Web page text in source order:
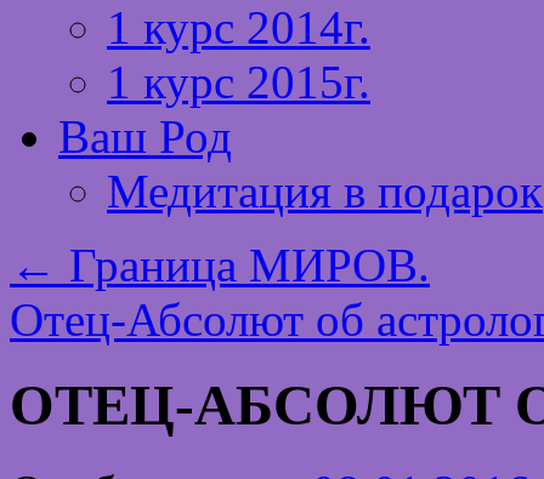
1 курс 2014г.
1 курс 2015г.
Ваш Род
Медитация в подарок
← Граница МИРОВ.
Отец-Абсолют об
ОТЕЦ-АБСОЛЮТ